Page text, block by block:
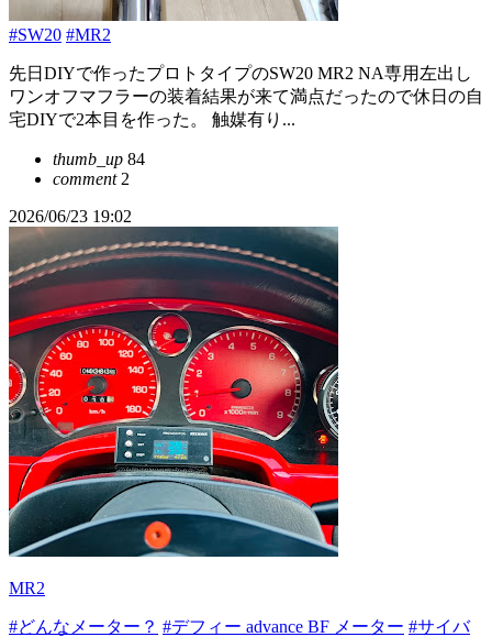
#SW20 #MR2
先日DIYで作ったプロトタイプのSW20 MR2 NA専用左出し
ワンオフマフラーの装着結果が来て満点だったので休日の自
宅DIYで2本目を作った。 触媒有り...
thumb_up 84
comment2
2026/06/23 19:02
MR2
#どんなメーター？ #デフィー advance BF メーター #サイバ